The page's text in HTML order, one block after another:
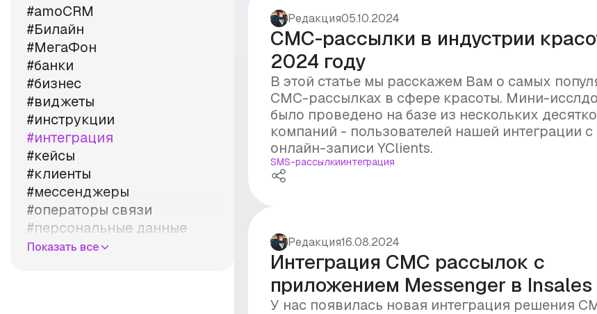
#amoCRM
#Билайн
#МегаФон
#банки
#бизнес
#виджеты
#инструкции
#интеграция
#кейсы
#клиенты
#мессенджеры
#операторы связи
#персональные данные
#правила
Показать все
Редакция05.10.2024
СМС-рассылки в индустрии
2024 году
В этой статье мы расскажем Вам о самых
СМС-рассылках в сфере красоты. Мини-
было проведено на базе из нескольких
компаний - пользователей нашей интеграции
онлайн-записи YClients.
SMS-рассылкиинтеграция
Редакция16.08.2024
Интеграция СМС рассылок с
приложением Messenger в Insales
У нас появилась новая интеграция решения